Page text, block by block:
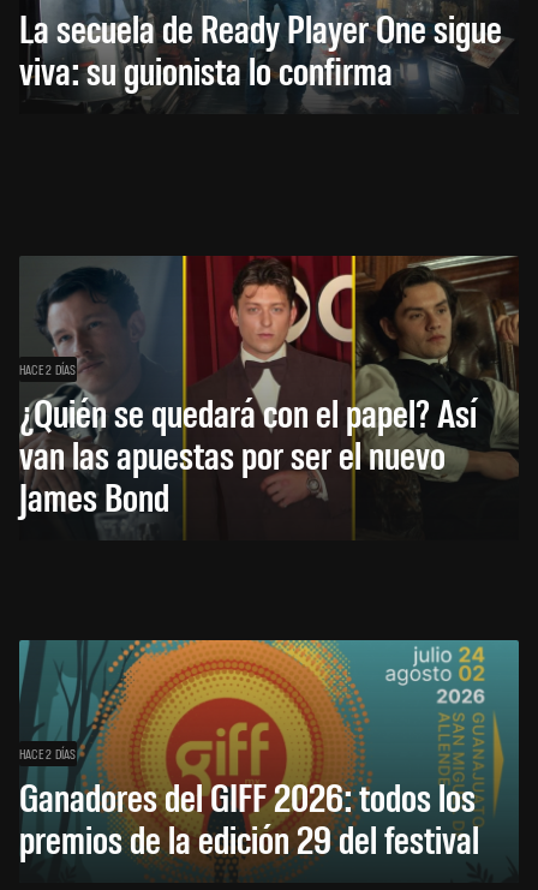
La secuela de Ready Player One sigue
viva: su guionista lo confirma
HACE 2 DÍAS
¿Quién se quedará con el papel? Así
van las apuestas por ser el nuevo
James Bond
HACE 2 DÍAS
Ganadores del GIFF 2026: todos los
premios de la edición 29 del festival